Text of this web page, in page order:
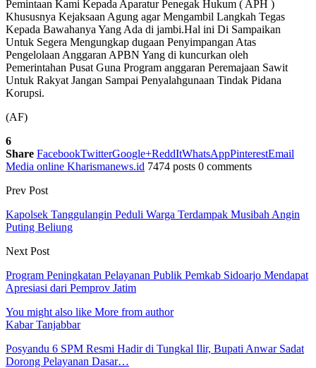
Pemintaan Kami Kepada Aparatur Penegak Hukum ( APH )
Khususnya Kejaksaan Agung agar Mengambil Langkah Tegas
Kepada Bawahanya Yang Ada di jambi.Hal ini Di Sampaikan
Untuk Segera Mengungkap dugaan Penyimpangan Atas
Pengelolaan Anggaran APBN Yang di kuncurkan oleh
Pemerintahan Pusat Guna Program anggaran Peremajaan Sawit
Untuk Rakyat Jangan Sampai Penyalahgunaan Tindak Pidana
Korupsi.
(AF)
6
Share FacebookTwitterGoogle+ReddItWhatsAppPinterestEmail
Media online Kharismanews.id 7474 posts 0 comments
Prev Post
Kapolsek Tanggulangin Peduli Warga Terdampak Musibah Angin
Puting Beliung
Next Post
Program Peningkatan Pelayanan Publik Pemkab Sidoarjo Mendapat
Apresiasi dari Pemprov Jatim
You might also like More from author
Kabar Tanjabbar
Posyandu 6 SPM Resmi Hadir di Tungkal Ilir, Bupati Anwar Sadat
Dorong Pelayanan Dasar…